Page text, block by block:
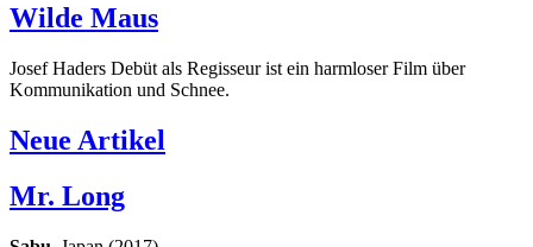
Wilde Maus
Josef Haders Debüt als Regisseur ist ein harmloser Film über
Kommunikation und Schnee.
Neue Artikel
Mr. Long